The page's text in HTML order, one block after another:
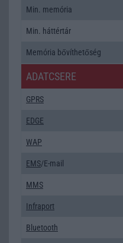
Min. memória
Min. háttértár
Memória bővíthetőség
ADATCSERE
GPRS
EDGE
WAP
EMS/E-mail
MMS
Infraport
Bluetooth